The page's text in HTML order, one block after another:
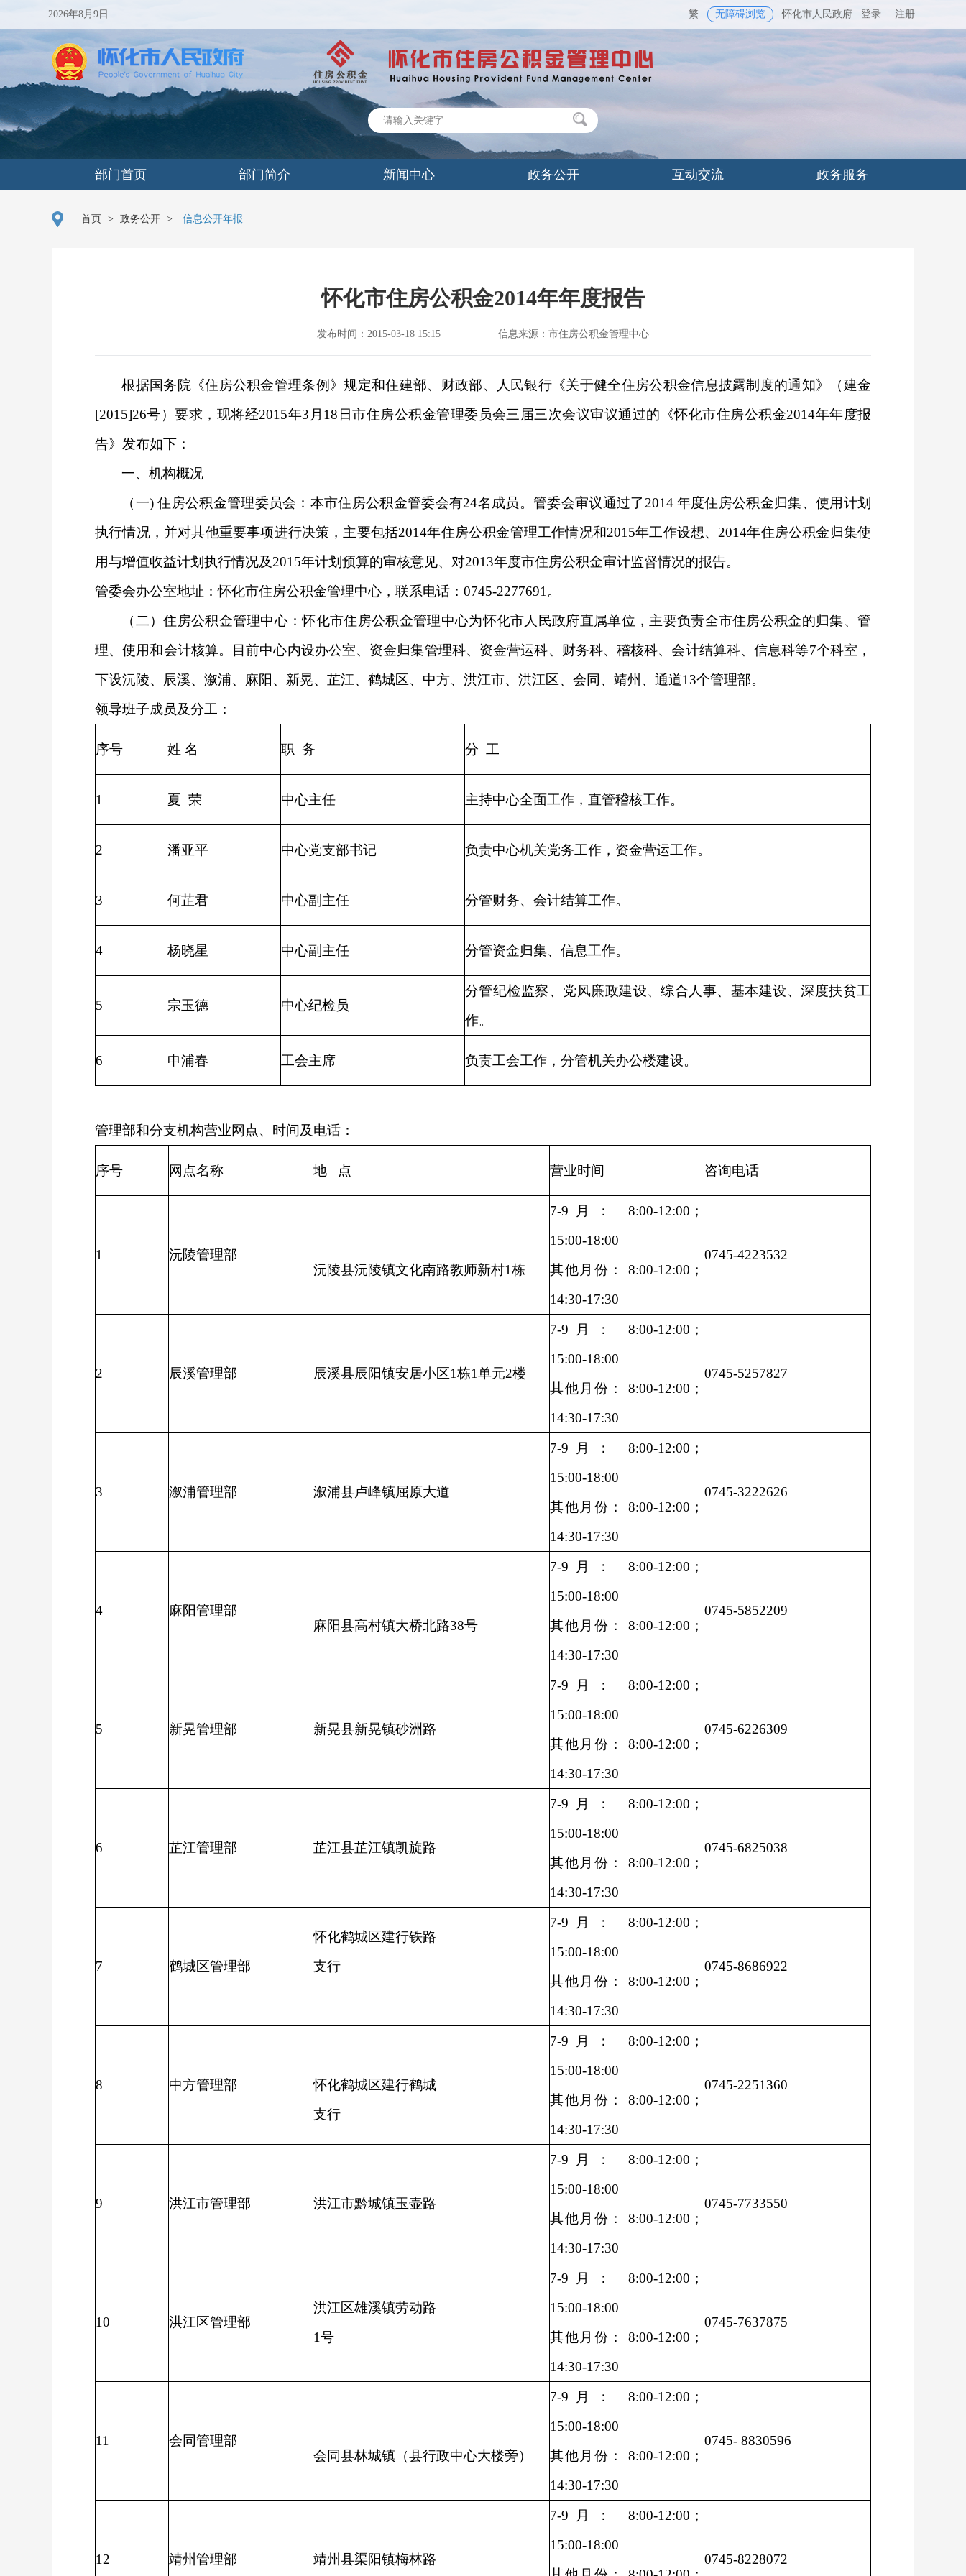
2026年8月9日 繁 无障碍浏览 怀化市人民政府 登录 注册
部门首页 部门简介 新闻中心 政务公开 互动交流 政务服务
首页 > 政务公开 > 信息公开年报
怀化市住房公积金2014年年度报告
发布时间：2015-03-18 15:15 信息来源：市住房公积金管理中心
根据国务院《住房公积金管理条例》规定和住建部、财政部、人民银行《关于健全住房公积金信息披露制度的通知》（建金
[2015]26号）要求，现将经2015年3月18日市住房公积金管理委员会三届三次会议审议通过的《怀化市住房公积金2014年年度报
告》发布如下：
一、机构概况
（一) 住房公积金管理委员会：本市住房公积金管委会有24名成员。管委会审议通过了2014 年度住房公积金归集、使用计划
执行情况，并对其他重要事项进行决策，主要包括2014年住房公积金管理工作情况和2015年工作设想、2014年住房公积金归集使
用与增值收益计划执行情况及2015年计划预算的审核意见、对2013年度市住房公积金审计监督情况的报告。
管委会办公室地址：怀化市住房公积金管理中心，联系电话：0745-2277691。
（二）住房公积金管理中心：怀化市住房公积金管理中心为怀化市人民政府直属单位，主要负责全市住房公积金的归集、管
理、使用和会计核算。目前中心内设办公室、资金归集管理科、资金营运科、财务科、稽核科、会计结算科、信息科等7个科室，
下设沅陵、辰溪、溆浦、麻阳、新晃、芷江、鹤城区、中方、洪江市、洪江区、会同、靖州、通道13个管理部。
领导班子成员及分工：
序号 姓 名 职 务 分 工
1 夏 荣 中心主任 主持中心全面工作，直管稽核工作。
2 潘亚平 中心党支部书记 负责中心机关党务工作，资金营运工作。
3 何芷君 中心副主任 分管财务、会计结算工作。
4 杨晓星 中心副主任 分管资金归集、信息工作。
5 宗玉德 中心纪检员
分管纪检监察、党风廉政建设、综合人事、基本建设、深度扶贫工
作。
6 申浦春 工会主席 负责工会工作，分管机关办公楼建设。
管理部和分支机构营业网点、时间及电话：
序号 网点名称 地 点 营业时间 咨询电话
1
沅陵管理部
沅陵县沅陵镇文化南路教师新村1栋
7-9月： 8:00-12:00；
15:00-18:00
其他月份： 8:00-12:00；
14:30-17:30
0745-4223532
2 辰溪管理部 辰溪县辰阳镇安居小区1栋1单元2楼
7-9月： 8:00-12:00；
15:00-18:00
其他月份： 8:00-12:00；
14:30-17:30
0745-5257827
3 溆浦管理部 溆浦县卢峰镇屈原大道
7-9月： 8:00-12:00；
15:00-18:00
其他月份： 8:00-12:00；
14:30-17:30
0745-3222626
4
麻阳管理部
麻阳县高村镇大桥北路38号
7-9月： 8:00-12:00；
15:00-18:00
其他月份： 8:00-12:00；
14:30-17:30
0745-5852209
5 新晃管理部 新晃县新晃镇砂洲路
7-9月： 8:00-12:00；
15:00-18:00
其他月份： 8:00-12:00；
14:30-17:30
0745-6226309
6 芷江管理部 芷江县芷江镇凯旋路
7-9月： 8:00-12:00；
15:00-18:00
其他月份： 8:00-12:00；
14:30-17:30
0745-6825038
7 鹤城区管理部
怀化鹤城区建行铁路
支行
7-9月： 8:00-12:00；
15:00-18:00
其他月份： 8:00-12:00；
14:30-17:30
0745-8686922
8 中方管理部
怀化鹤城区建行鹤城
支行
7-9月： 8:00-12:00；
15:00-18:00
其他月份： 8:00-12:00；
14:30-17:30
0745-2251360
9 洪江市管理部 洪江市黔城镇玉壶路
7-9月： 8:00-12:00；
15:00-18:00
其他月份： 8:00-12:00；
14:30-17:30
0745-7733550
10 洪江区管理部
洪江区雄溪镇劳动路
1号
7-9月： 8:00-12:00；
15:00-18:00
其他月份： 8:00-12:00；
14:30-17:30
0745-7637875
11
会同管理部
会同县林城镇（县行政中心大楼旁）
7-9月： 8:00-12:00；
15:00-18:00
其他月份： 8:00-12:00；
14:30-17:30
0745- 8830596
12 靖州管理部 靖州县渠阳镇梅林路
7-9月： 8:00-12:00；
15:00-18:00
0745-8228072